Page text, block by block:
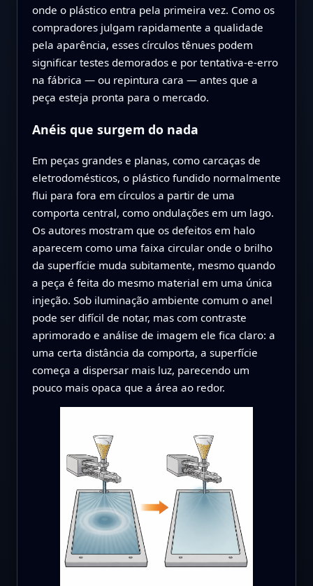
onde o plástico entra pela primeira vez. Como os
compradores julgam rapidamente a qualidade
pela aparência, esses círculos tênues podem
significar testes demorados e por tentativa‑e‑erro
na fábrica — ou repintura cara — antes que a
peça esteja pronta para o mercado.
Anéis que surgem do nada
Em peças grandes e planas, como carcaças de
eletrodomésticos, o plástico fundido normalmente
flui para fora em círculos a partir de uma
comporta central, como ondulações em um lago.
Os autores mostram que os defeitos em halo
aparecem como uma faixa circular onde o brilho
da superfície muda subitamente, mesmo quando
a peça é feita do mesmo material em uma única
injeção. Sob iluminação ambiente comum o anel
pode ser difícil de notar, mas com contraste
aprimorado e análise de imagem ele fica claro: a
uma certa distância da comporta, a superfície
começa a dispersar mais luz, parecendo um
pouco mais opaca que a área ao redor.